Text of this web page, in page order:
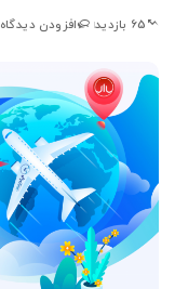
65 بازدید افزودن دیدگاه